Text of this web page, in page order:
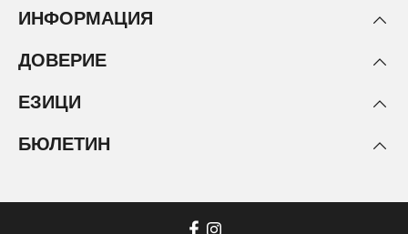
ИНФОРМАЦИЯ
ДОВЕРИЕ
ЕЗИЦИ
БЮЛЕТИН